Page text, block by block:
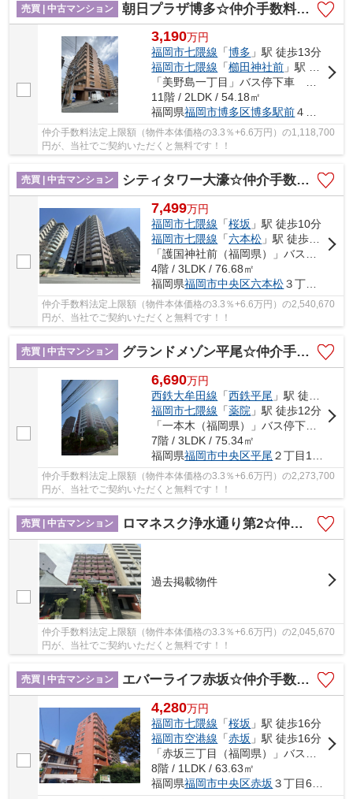
売買 | 中古マンション 朝日プラザ博多☆仲介手数料無料☆
3,190万円
福岡市七隈線 「博多 」駅 徒歩13分
福岡市七隈線 「櫛田神社前 」駅 徒歩19分
「美野島一丁目」バス停下車 徒歩3分
11階 / 2LDK / 54.18㎡
福岡県福岡市博多区博多駅前４丁目33-11
仲介手数料法定上限額（物件本体価格の3.3％+6.6万円）の1,118,700
円が、当社でご契約いただくと無料です！！
売買 | 中古マンション シティタワー大濠☆仲介手数料無料☆
7,499万円
福岡市七隈線 「桜坂 」駅 徒歩10分
福岡市七隈線 「六本松 」駅 徒歩8分
「護国神社前（福岡県）」バス停下車 徒歩2分
4階 / 3LDK / 76.68㎡
福岡県福岡市中央区六本松３丁目12-20
仲介手数料法定上限額（物件本体価格の3.3％+6.6万円）の2,540,670
円が、当社でご契約いただくと無料です！！
売買 | 中古マンション グランドメゾン平尾☆仲介手数料無料☆
6,690万円
西鉄大牟田線 「西鉄平尾 」駅 徒歩6分
福岡市七隈線 「薬院 」駅 徒歩12分
7階 / 3LDK / 75.34㎡
福岡県福岡市中央区平尾 ２丁目11-11
仲介手数料法定上限額（物件本体価格の3.3％+6.6万円）の2,273,700
円が、当社でご契約いただくと無料です！！
売買 | 中古マンション ロマネスク浄水通り第2☆仲介手数料無料☆
過去掲載物件
仲介手数料法定上限額（物件本体価格の3.3％+6.6万円）の2,045,670
円が、当社でご契約いただくと無料です！！
売買 | 中古マンション エバーライフ赤坂☆仲介手数料無料☆
4,280万円
福岡市七隈線 「桜坂 」駅 徒歩16分
福岡市空港線 「赤坂 」駅 徒歩16分
8階 / 1LDK / 63.63㎡
福岡県福岡市中央区赤坂 ３丁目6-42